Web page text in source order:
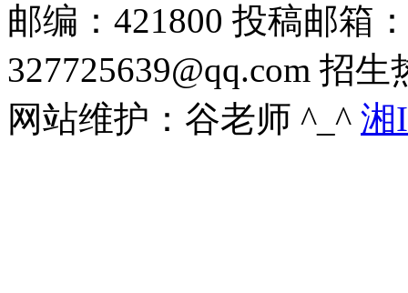
邮编：421800 投稿邮箱
327725639@qq.com 招生
网站维护：谷老师 ^_^ 湘